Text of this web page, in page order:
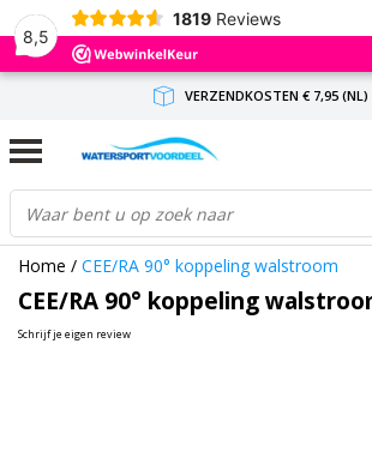
8,5
1819 Reviews
VERZENDKOSTEN € 7,95 (NL)
GRATIS VERZENDING(NL) VANAF €
BINNEN 1-3 WERKDAGEN
Home / CEE/RA 90° koppeling walstroom
CEE/RA 90° koppeling
Schrijf je eigen review